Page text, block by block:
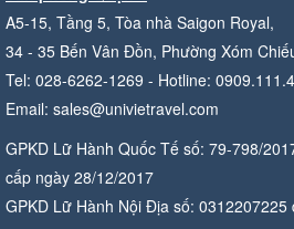
A5-15, Tầng 5, Tòa nhà Saigon Royal,
34 - 35 Bến Vân Đồn, Phường Xóm
Tel: 028-6262-1269 - Hotline:
Email: sales@univietravel.com
GPKD Lữ Hành Quốc Tế số: 79-798/
cấp ngày 28/12/2017
GPKD Lữ Hành Nội Địa số: